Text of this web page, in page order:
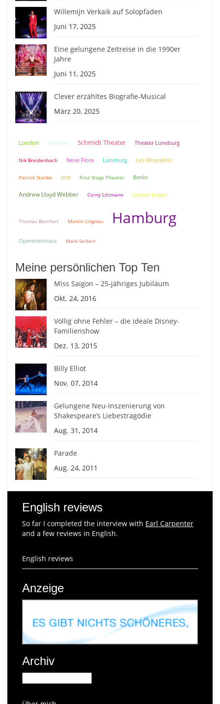
Willemijn Verkaik auf Solopfaden
Juni 17, 2025
Eine gelungene Zeitreise in die 1990er
Jahre
Juni 11, 2025
Clever erzähltes Biografie-Musical
März 20, 2025
London Frankfurt Schmidt Theater Theater Lüneburg
Nik Breidenbach Neue Flora Lüneburg Les Miserables
Patrick Stanke DVD First Stage Theater Berlin
Andrew Lloyd Webber Corny Littmann Carsten Lepper
Thomas Borchert Martin Lingnau Hamburg
Operettenhaus Mark Seibert
Meine persönlichen Top Ten
Miss Saigon – 25-jähriges Jubiläum
Okt. 24, 2016
Völlig ohne Fehler – die ideale Disney-
Familienshow
Dez. 13, 2015
Billy Elliot
Nov. 07, 2014
Gelungene Neu-Inszenierung von
Shakespeare’s Liebestragödie
Aug. 31, 2014
Parade
Aug. 24, 2011
English reviews
So far I completed the interview with Earl Carpenter
and a few reviews in English.
English reviews
Anzeige
Archiv